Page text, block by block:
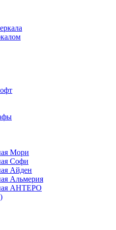
Мори
Софи
Айден
Альмерия
АНТЕРО